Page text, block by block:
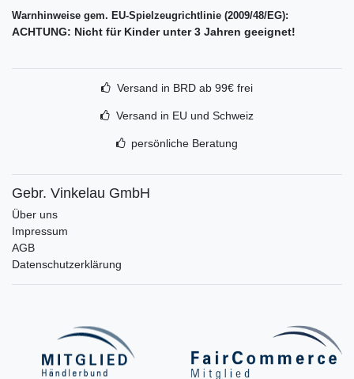
Warnhinweise gem. EU-Spielzeugrichtlinie (2009/48/EG):
ACHTUNG: Nicht für Kinder unter 3 Jahren geeignet!
Versand in BRD ab 99€ frei
Versand in EU und Schweiz
persönliche Beratung
Gebr. Vinkelau GmbH
Über uns
Impressum
AGB
Datenschutzerklärung